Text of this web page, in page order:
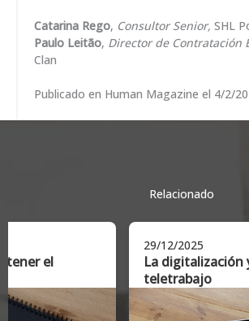
Catarina Rego, Consultor Senior, SHL
Paulo Leitão, Director de Contratación
Clan
Publicado en Human Magazine el 4/2/
Relacionado
La digitalización y la (re)evolución